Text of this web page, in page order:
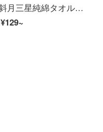
斜月三星純綿タオル心心相印家庭用タオル柔軟吸水1本入り心相印（色ランダム）
¥129~